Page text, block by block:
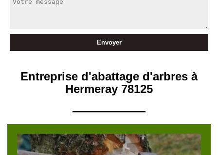
Entreprise d'abattage d'arbres à
Hermeray 78125